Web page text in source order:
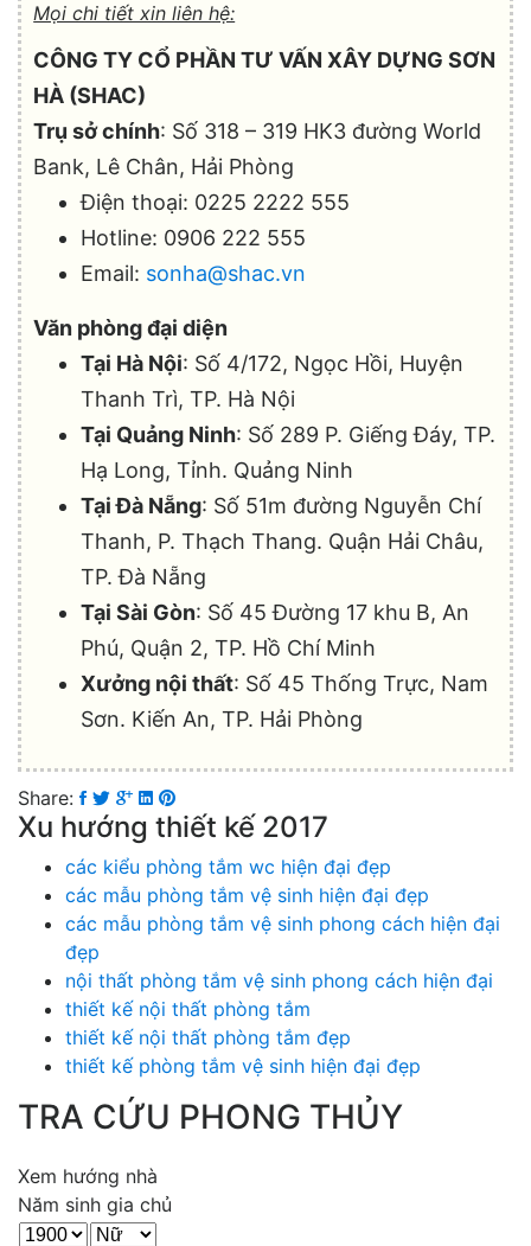
Mọi chi tiết xin liên hệ:
CÔNG TY CỔ PHẦN TƯ VẤN XÂY DỰNG SƠN
HÀ (SHAC)
Trụ sở chính: Số 318 – 319 HK3 đường World
Bank, Lê Chân, Hải Phòng
Điện thoại: 0225 2222 555
Hotline: 0906 222 555
Email: sonha@shac.vn
Văn phòng đại diện
Tại Hà Nội: Số 4/172, Ngọc Hồi, Huyện
Thanh Trì, TP. Hà Nội
Tại Quảng Ninh: Số 289 P. Giếng Đáy, TP.
Hạ Long, Tỉnh. Quảng Ninh
Tại Đà Nẵng: Số 51m đường Nguyễn Chí
Thanh, P. Thạch Thang. Quận Hải Châu,
TP. Đà Nẵng
Tại Sài Gòn: Số 45 Đường 17 khu B, An
Phú, Quận 2, TP. Hồ Chí Minh
Xưởng nội thất: Số 45 Thống Trực, Nam
Sơn. Kiến An, TP. Hải Phòng
Share:
Xu hướng thiết kế 2017
các kiểu phòng tắm wc hiện đại đẹp
các mẫu phòng tắm vệ sinh hiện đại đẹp
các mẫu phòng tắm vệ sinh phong cách hiện đại
đẹp
nội thất phòng tắm vệ sinh phong cách hiện đại
thiết kế nội thất phòng tắm
thiết kế nội thất phòng tắm đẹp
thiết kế phòng tắm vệ sinh hiện đại đẹp
TRA CỨU PHONG THỦY
Xem hướng nhà
Năm sinh gia chủ